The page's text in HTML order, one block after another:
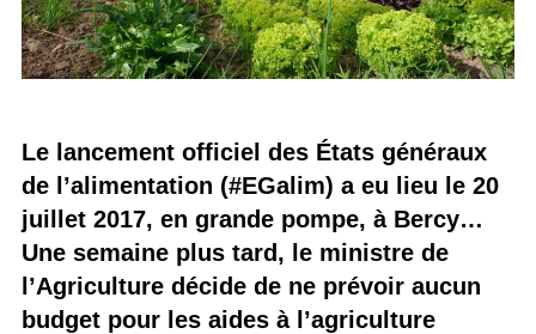
Le lancement officiel des États généraux
de l’alimentation (#EGalim) a eu lieu le 20
juillet 2017, en grande pompe, à Bercy…
Une semaine plus tard, le ministre de
l’Agriculture décide de ne prévoir aucun
budget pour les aides à l’agriculture